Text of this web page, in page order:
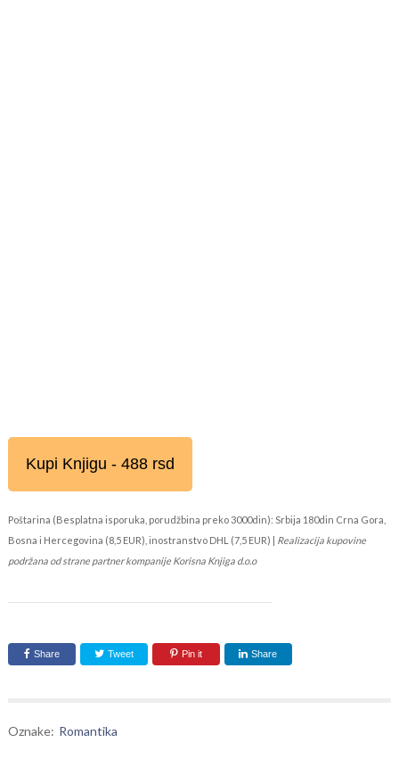
Kupi Knjigu - 488 rsd
Poštarina (Besplatna isporuka, porudžbina preko 3000din): Srbija 180din Crna Gora,
Bosna i Hercegovina (8,5 EUR), inostranstvo DHL (7,5 EUR) | Realizacija kupovine
podržana od strane partner kompanije Korisna Knjiga d.o.o
Share Tweet Pin it Share
Oznake: Romantika